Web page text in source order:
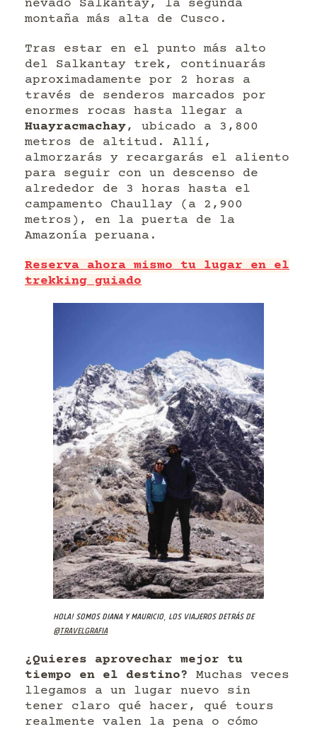
nevado Salkantay, la segunda
montaña más alta de Cusco.
Tras estar en el punto más alto
del Salkantay trek, continuarás
aproximadamente por 2 horas a
través de senderos marcados por
enormes rocas hasta llegar a
Huayracmachay, ubicado a 3,800
metros de altitud. Allí,
almorzarás y recargarás el aliento
para seguir con un descenso de
alrededor de 3 horas hasta el
campamento Chaullay (a 2,900
metros), en la puerta de la
Amazonía peruana.
Reserva ahora mismo tu lugar en el
trekking guiado
Hola! Somos Diana y Mauricio, los viajeros detrás de
@travelgrafia
¿Quieres aprovechar mejor tu
tiempo en el destino? Muchas veces
llegamos a un lugar nuevo sin
tener claro qué hacer, qué tours
realmente valen la pena o cómo